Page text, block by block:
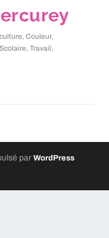
,Couleur,
Scolaire,Travail,
par WordPress